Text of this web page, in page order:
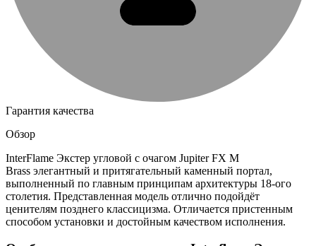
Гарантия качества
Обзор
InterFlame Экстер угловой с очагом Jupiter FX M
Brass элегантный и притягательный каменный портал,
выполненный по главным принципам архитектуры 18-ого
столетия. Представленная модель отлично подойдёт
ценителям позднего классицизма. Отличается пристенным
способом установки и достойным качеством исполнения.